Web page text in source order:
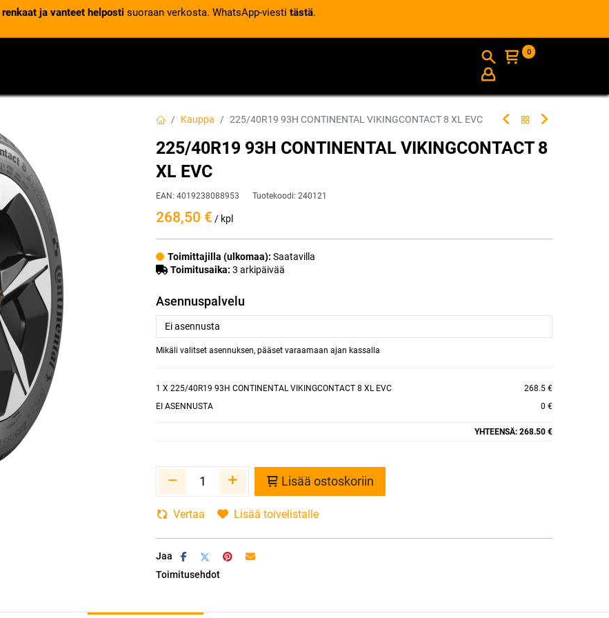
renkaat ja vanteet helposti suoraan verkosta. WhatsApp-viesti tästä.
INFO
0
Kauppa 225/40R19 93H CONTINENTAL VIKINGCONTACT 8 XL EVC
225/40R19 93H CONTINENTAL VIKINGCONTACT 8
XL EVC
EAN: 4019238088953 Tuotekoodi: 240121
268,50 € / kpl
Toimittajilla (ulkomaa): Saatavilla
Toimitusaika: 3 arkipäivää
Asennuspalvelu
Mikäli valitset asennuksen, pääset varaamaan ajan kassalla
1 X 225/40R19 93H CONTINENTAL VIKINGCONTACT 8 XL EVC
268.5 €
EI ASENNUSTA
0 €
YHTEENSÄ: 268.50 €
Lisää ostoskoriin
Vertaa Lisää toivelistalle
Jaa
Toimitusehdot